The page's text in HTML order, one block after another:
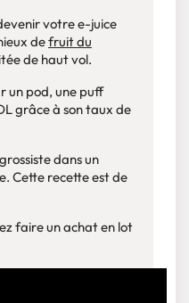
votre e-juice
defruit du
de haut vol.
un pod, une puff
grâce à son taux de
dans un
Cette recette est de
faire un achat en lot